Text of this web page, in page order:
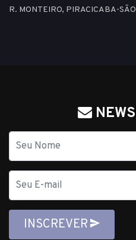
R. MONTEIRO, PIRACICABA-
mail
INSCREVER